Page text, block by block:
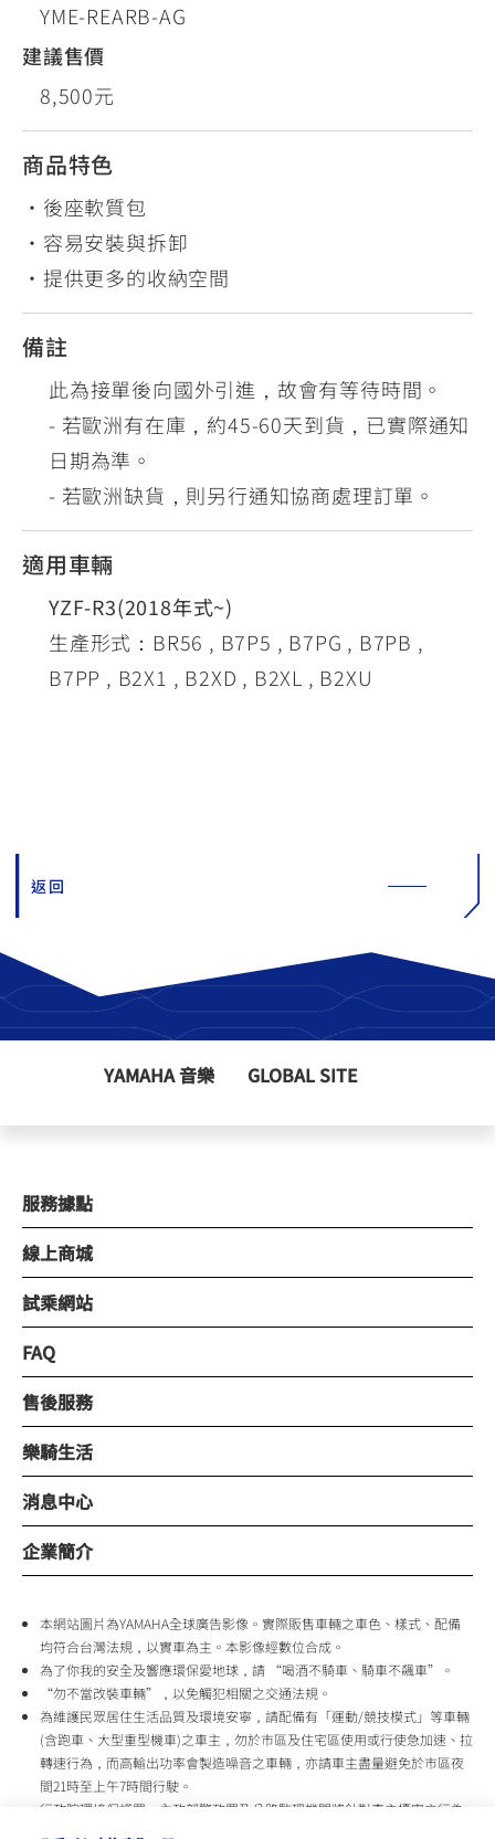
YME-REARB-AG
建議售價
8,500元
商品特色
•後座軟質包
•容易安裝與拆卸
•提供更多的收納空間
備註
此為接單後向國外引進，故會有等待時間。
- 若歐洲有在庫，約45-60天到貨，已實際通知
日期為準。
- 若歐洲缺貨，則另行通知協商處理訂單。
適用車輛
YZF-R3(2018年式~)
生產形式：BR56 , B7P5 , B7PG , B7PB ,
B7PP , B2X1 , B2XD , B2XL , B2XU
返回
YAMAHA 音樂 GLOBAL SITE
服務據點
線上商城
試乘網站
FAQ
售後服務
樂騎生活
消息中心
企業簡介
本網站圖片為YAMAHA全球廣告影像。實際販售車輛之車色、樣式、配備
均符合台灣法規，以實車為主。本影像經數位合成。
為了你我的安全及響應環保愛地球，請 “喝酒不騎車、騎車不飆車”。
“勿不當改裝車輛”，以免觸犯相關之交通法規。
為維護民眾居住生活品質及環境安寧，請配備有「運動/競技模式」等車輛
(含跑車、大型重型機車)之車主，勿於市區及住宅區使用或行使急加速、拉
轉速行為，而高輸出功率會製造噪音之車輛，亦請車主盡量避免於市區夜
間21時至上午7時間行駛。
行政院環境保護署、內政部警政署及公路監理機關將針對車主擾寧之行為